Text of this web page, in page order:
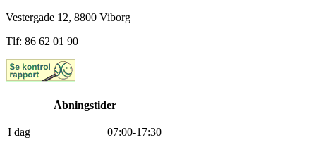
Vestergade 12, 8800 Viborg
Tlf: 86 62 01 90
Åbningstider
I dag 07:00-17:30